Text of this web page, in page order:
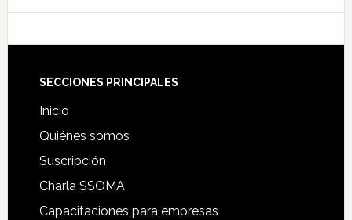
Footer
SECCIONES PRINCIPALES
Inicio
Quiénes somos
Suscripción
Charla SSOMA
Capacitaciones para empresas